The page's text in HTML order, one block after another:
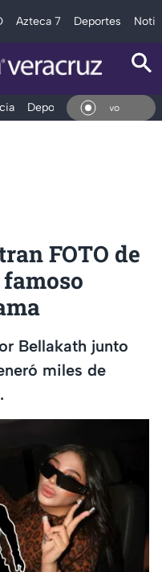
Azteca 7 Deportes
Deportes Espectáculos
En
FOTO de
Bellakath junto
miles de